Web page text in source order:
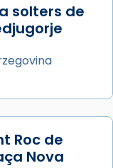
invasions
patró dels
tota
solters de
Roc de
Nova